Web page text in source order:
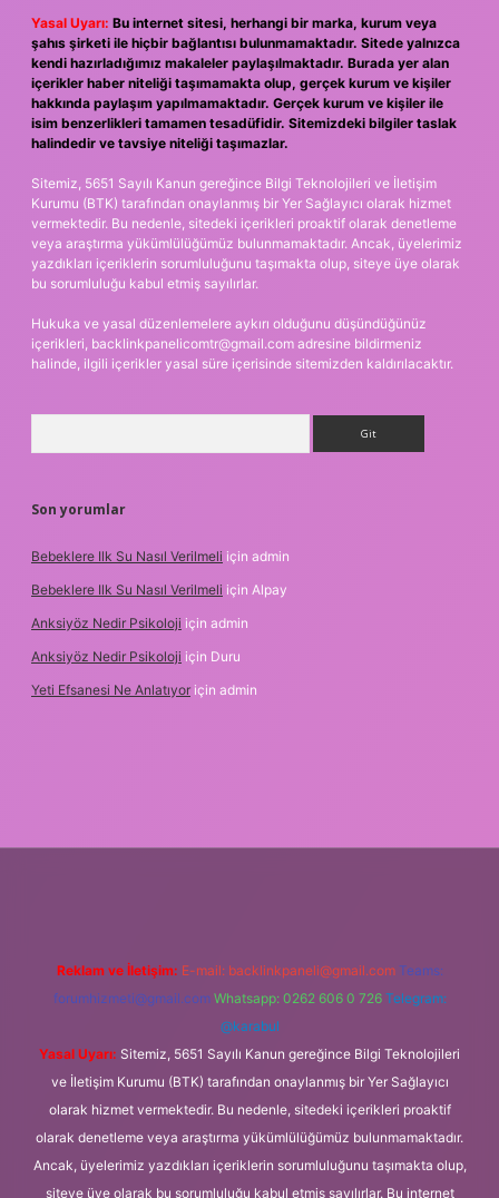
Yasal Uyarı: Bu internet sitesi, herhangi bir marka, kurum veya
şahıs şirketi ile hiçbir bağlantısı bulunmamaktadır. Sitede yalnızca
kendi hazırladığımız makaleler paylaşılmaktadır. Burada yer alan
içerikler haber niteliği taşımamakta olup, gerçek kurum ve kişiler
hakkında paylaşım yapılmamaktadır. Gerçek kurum ve kişiler ile
isim benzerlikleri tamamen tesadüfidir. Sitemizdeki bilgiler taslak
halindedir ve tavsiye niteliği taşımazlar.
Sitemiz, 5651 Sayılı Kanun gereğince Bilgi Teknolojileri ve İletişim
Kurumu (BTK) tarafından onaylanmış bir Yer Sağlayıcı olarak hizmet
vermektedir. Bu nedenle, sitedeki içerikleri proaktif olarak denetleme
veya araştırma yükümlülüğümüz bulunmamaktadır. Ancak, üyelerimiz
yazdıkları içeriklerin sorumluluğunu taşımakta olup, siteye üye olarak
bu sorumluluğu kabul etmiş sayılırlar.
Hukuka ve yasal düzenlemelere aykırı olduğunu düşündüğünüz
içerikleri, backlinkpanelicomtr@gmail.com adresine bildirmeniz
halinde, ilgili içerikler yasal süre içerisinde sitemizden kaldırılacaktır.
Son yorumlar
Bebeklere Ilk Su Nasıl Verilmeli için admin
Bebeklere Ilk Su Nasıl Verilmeli için Alpay
Anksiyöz Nedir Psikoloji için admin
Anksiyöz Nedir Psikoloji için Duru
Yeti Efsanesi Ne Anlatıyor için admin
Reklam ve İletişim: E-mail: backlinkpaneli@gmail.com Teams:
forumhizmeti@gmail.com Whatsapp: 0262 606 0 726 Telegram:
@karabul
Yasal Uyarı: Sitemiz, 5651 Sayılı Kanun gereğince Bilgi Teknolojileri
ve İletişim Kurumu (BTK) tarafından onaylanmış bir Yer Sağlayıcı
olarak hizmet vermektedir. Bu nedenle, sitedeki içerikleri proaktif
olarak denetleme veya araştırma yükümlülüğümüz bulunmamaktadır.
Ancak, üyelerimiz yazdıkları içeriklerin sorumluluğunu taşımakta olup,
siteye üye olarak bu sorumluluğu kabul etmiş sayılırlar. Bu internet